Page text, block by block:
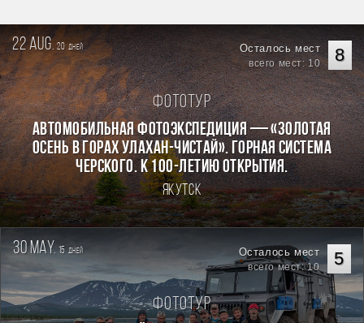
22 aug. 20 дней 8
Осталось мест
всего мест: 10
Фототур
Автомобильная фотоэкспедиция — «Золотая
осень в горах Улахан-Чистай». Горная система
Черского. К 100-летию открытия.
Якутск
30 may.15 дней 5
Осталось мест
всего мест: 10
Фототур